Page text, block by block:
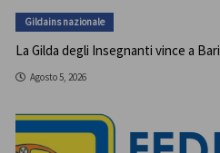
Gildains nazionale
La Gilda degli Insegnanti vince a Bari
Agosto 5, 2026